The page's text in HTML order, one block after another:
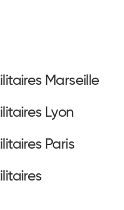
Marseille
Lyon
Paris